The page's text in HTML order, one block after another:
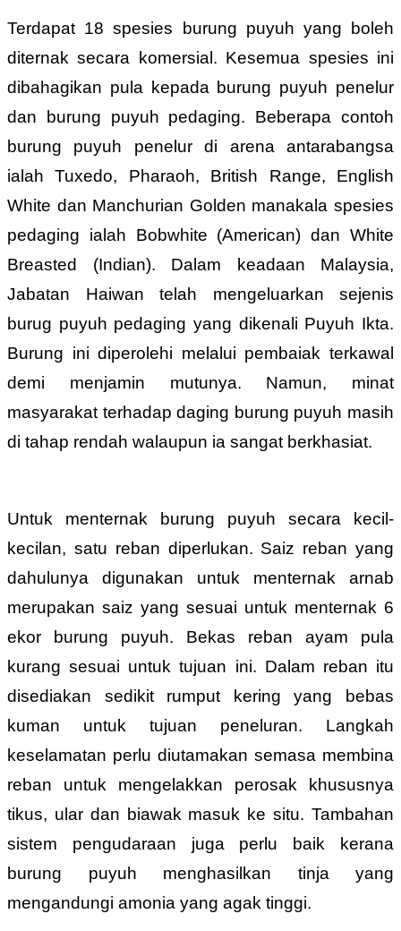
Terdapat 18 spesies burung puyuh yang boleh
diternak secara komersial. Kesemua spesies ini
dibahagikan pula kepada burung puyuh penelur
dan burung puyuh pedaging. Beberapa contoh
burung puyuh penelur di arena antarabangsa
ialah Tuxedo, Pharaoh, British Range, English
White dan Manchurian Golden manakala spesies
pedaging ialah Bobwhite (American) dan White
Breasted (Indian). Dalam keadaan Malaysia,
Jabatan Haiwan telah mengeluarkan sejenis
burug puyuh pedaging yang dikenali Puyuh Ikta.
Burung ini diperolehi melalui pembaiak terkawal
demi menjamin mutunya. Namun, minat
masyarakat terhadap daging burung puyuh masih
di tahap rendah walaupun ia sangat berkhasiat.
Untuk menternak burung puyuh secara kecil-
kecilan, satu reban diperlukan. Saiz reban yang
dahulunya digunakan untuk menternak arnab
merupakan saiz yang sesuai untuk menternak 6
ekor burung puyuh. Bekas reban ayam pula
kurang sesuai untuk tujuan ini. Dalam reban itu
disediakan sedikit rumput kering yang bebas
kuman untuk tujuan peneluran. Langkah
keselamatan perlu diutamakan semasa membina
reban untuk mengelakkan perosak khususnya
tikus, ular dan biawak masuk ke situ. Tambahan
sistem pengudaraan juga perlu baik kerana
burung puyuh menghasilkan tinja yang
mengandungi amonia yang agak tinggi.